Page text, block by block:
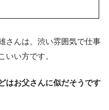
さんは、渋い雰囲気で仕事
いい方です。
はお父さんに似だそうです